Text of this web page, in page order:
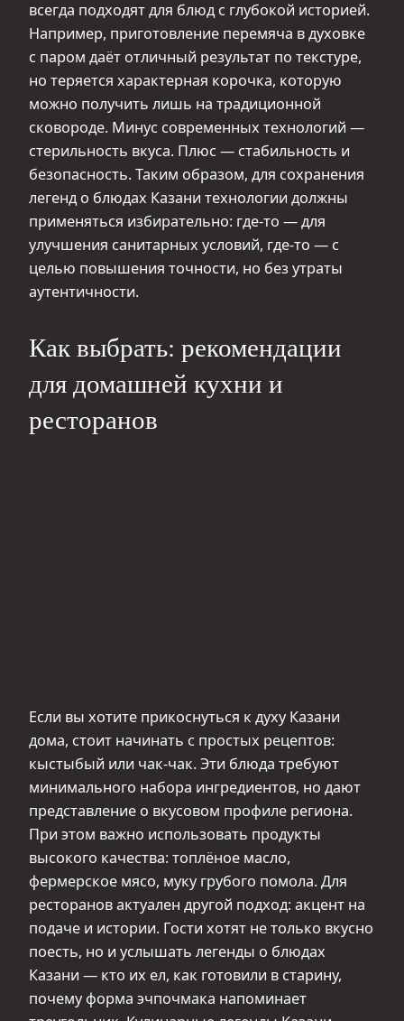
всегда подходят для блюд с глубокой историей.
Например, приготовление перемяча в духовке
с паром даёт отличный результат по текстуре,
но теряется характерная корочка, которую
можно получить лишь на традиционной
сковороде. Минус современных технологий —
стерильность вкуса. Плюс — стабильность и
безопасность. Таким образом, для сохранения
легенд о блюдах Казани технологии должны
применяться избирательно: где-то — для
улучшения санитарных условий, где-то — с
целью повышения точности, но без утраты
аутентичности.
Как выбрать: рекомендации
для домашней кухни и
ресторанов
Если вы хотите прикоснуться к духу Казани
дома, стоит начинать с простых рецептов:
кыстыбый или чак-чак. Эти блюда требуют
минимального набора ингредиентов, но дают
представление о вкусовом профиле региона.
При этом важно использовать продукты
высокого качества: топлёное масло,
фермерское мясо, муку грубого помола. Для
ресторанов актуален другой подход: акцент на
подаче и истории. Гости хотят не только вкусно
поесть, но и услышать легенды о блюдах
Казани — кто их ел, как готовили в старину,
почему форма эчпочмака напоминает